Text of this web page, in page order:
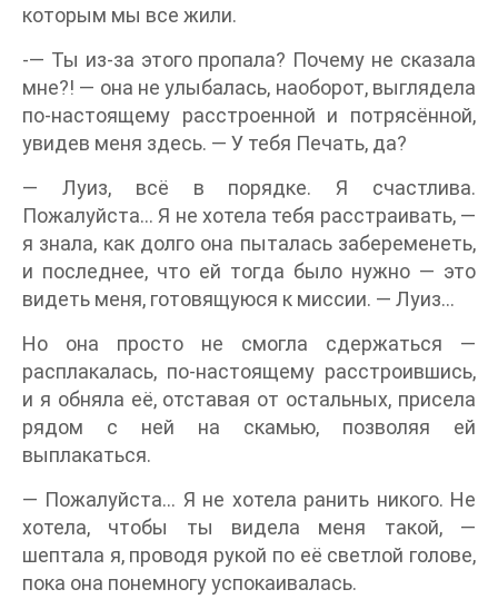
которым мы все жили.
-— Ты из-за этого пропала? Почему не сказала
мне?! — она не улыбалась, наоборот, выглядела
по-настоящему расстроенной и потрясённой,
увидев меня здесь. — У тебя Печать, да?
— Луиз, всё в порядке. Я счастлива.
Пожалуйста… Я не хотела тебя расстраивать, —
я знала, как долго она пыталась забеременеть,
и последнее, что ей тогда было нужно — это
видеть меня, готовящуюся к миссии. — Луиз…
Но она просто не смогла сдержаться —
расплакалась, по-настоящему расстроившись,
и я обняла её, отставая от остальных, присела
рядом с ней на скамью, позволяя ей
выплакаться.
— Пожалуйста… Я не хотела ранить никого. Не
хотела, чтобы ты видела меня такой, —
шептала я, проводя рукой по её светлой голове,
пока она понемногу успокаивалась.